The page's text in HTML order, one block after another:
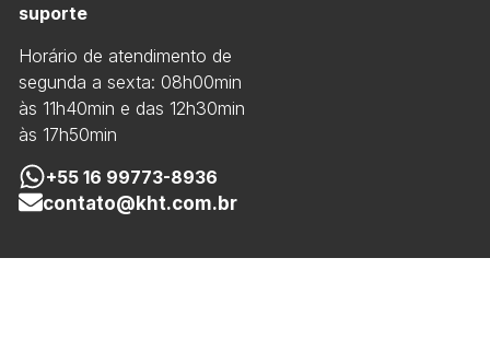
suporte
Horário de atendimento de
segunda a sexta: 08h00min
às 11h40min e das 12h30min
às 17h50min
+55 16 99773-8936
contato@kht.com.br